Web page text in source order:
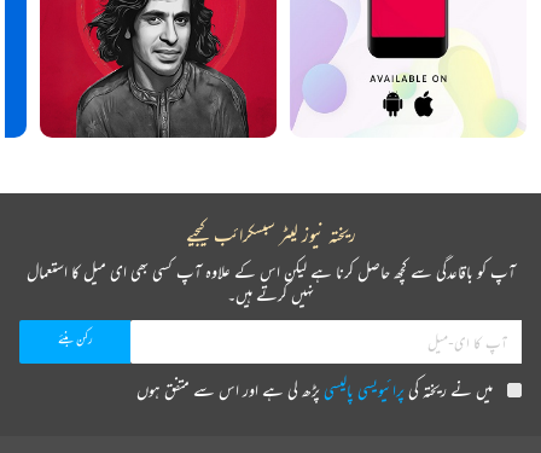
ریختہ نیوز لیٹر سبسکرائب کیجیے
آپ کو باقاعدگی سے کچھ حاصل کرنا ہے لیکن اس کے علاوہ آپ کسی بھی ای میل کا استعمال
نہیں کرتے ہیں۔
میں نے ریختہ کیپرائیویسی پالیسیپڑھ لی ہے اور اس سے متفق ہوں